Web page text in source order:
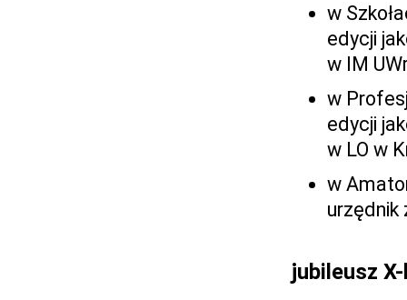
w
edycji
w IM
w
edycji
w LO w
w
urzędnik
jubileusz